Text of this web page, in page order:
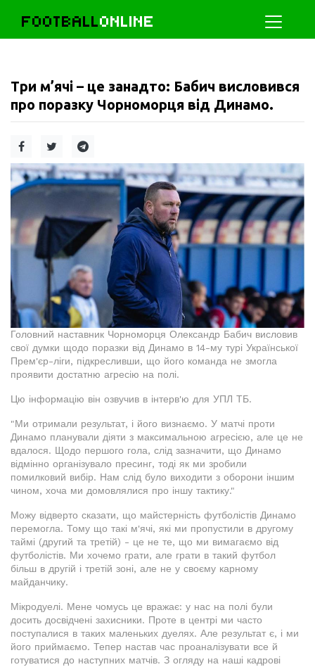
FOOTBALLONLINE
Три м’ячі – це занадто: Бабич висловився
про поразку Чорноморця від Динамо.
Головний наставник Чорноморця Олександр Бабич висловив
свої думки щодо поразки від Динамо в 14-му турі Української
Прем'єр-ліги, підкресливши, що його команда не змогла
проявити достатню агресію на полі.
Цю інформацію він озвучив в інтерв'ю для УПЛ ТБ.
"Ми отримали результат, і його визнаємо. У матчі проти
Динамо планували діяти з максимальною агресією, але це не
вдалося. Щодо першого гола, слід зазначити, що Динамо
відмінно організувало пресинг, тоді як ми зробили
помилковий вибір. Нам слід було виходити з оборони іншим
чином, хоча ми домовлялися про іншу тактику."
Можу відверто сказати, що майстерність футболістів Динамо
перемогла. Тому що такі м'ячі, які ми пропустили в другому
таймі (другий та третій) - це не те, що ми вимагаємо від
футболістів. Ми хочемо грати, але грати в такий футбол
більш в другій і третій зоні, але не у своєму карному
майданчику.
Мікродуелі. Мене чомусь це вражає: у нас на полі були
досить досвідчені захисники. Проте в центрі ми часто
поступалися в таких маленьких дуелях. Але результат є, і ми
його приймаємо. Тепер настав час проаналізувати все й
готуватися до наступних матчів. З огляду на наші кадрові